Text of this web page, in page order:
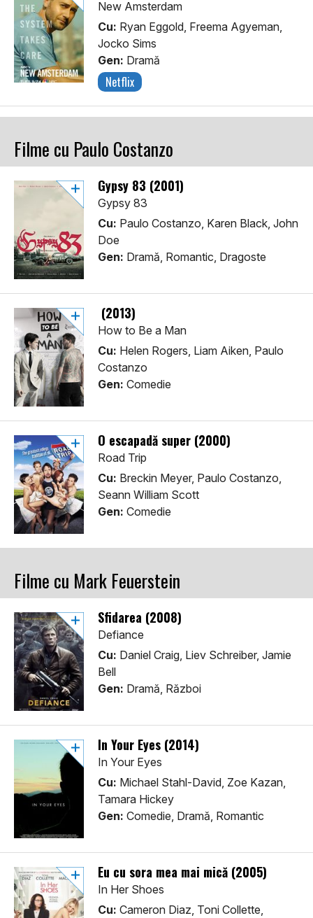
New Amsterdam
Cu: Ryan Eggold, Freema Agyeman,
Jocko Sims
Gen: Dramă
Netflix
Filme cu Paulo Costanzo
Gypsy 83 (2001)
Gypsy 83
Cu: Paulo Costanzo, Karen Black, John
Doe
Gen: Dramă, Romantic, Dragoste
(2013)
How to Be a Man
Cu: Helen Rogers, Liam Aiken, Paulo
Costanzo
Gen: Comedie
O escapadă super (2000)
Road Trip
Cu: Breckin Meyer, Paulo Costanzo,
Seann William Scott
Gen: Comedie
Filme cu Mark Feuerstein
Sfidarea (2008)
Defiance
Cu: Daniel Craig, Liev Schreiber, Jamie
Bell
Gen: Dramă, Război
In Your Eyes (2014)
In Your Eyes
Cu: Michael Stahl-David, Zoe Kazan,
Tamara Hickey
Gen: Comedie, Dramă, Romantic
Eu cu sora mea mai mică (2005)
In Her Shoes
Cu: Cameron Diaz, Toni Collette,